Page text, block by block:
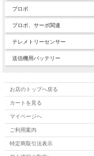
プロポ
プロポ、サーボ関連
テレメトリーセンサー
送信機用バッテリー
お店のトップへ戻る
カートを見る
マイページへ
ご利用案内
特定商取引法表示